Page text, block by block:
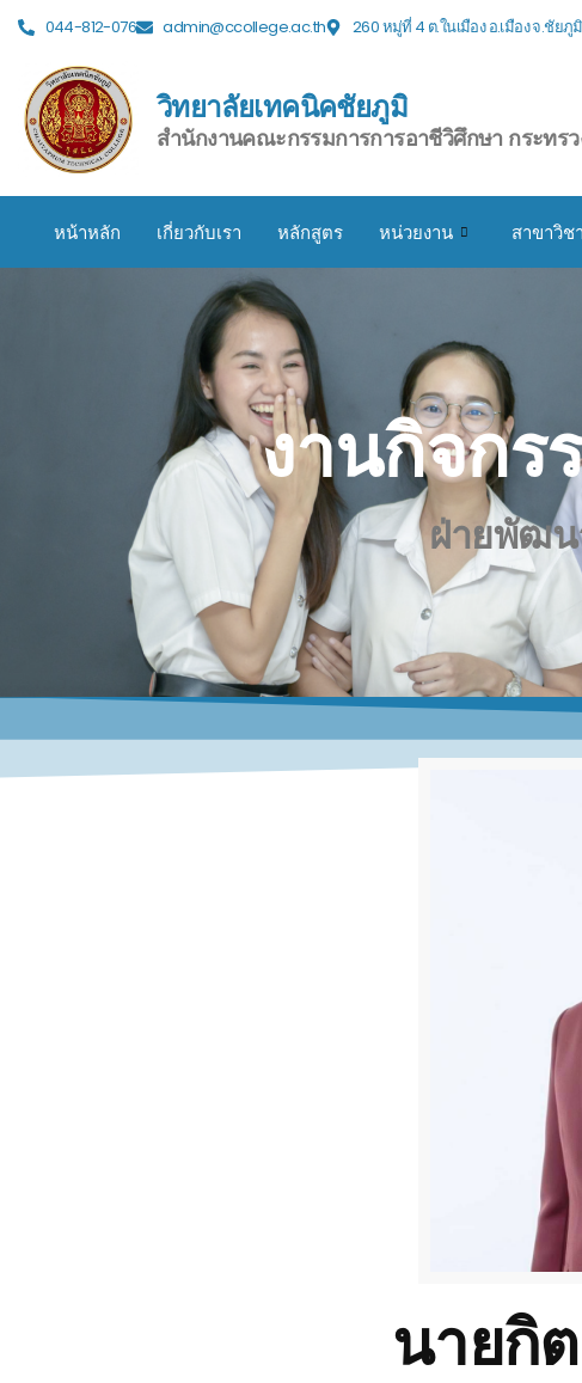
044-812-076 admin@ccollege.ac.th 260 หมู่ที่ 4 ต.ในเมือง อ.เมือง จ.ชัยภู
วิทยาลัยเทคนิคชัยภูมิ
สำนักงานคณะกรรมการการอาชีวิศึกษา กระทร
หน้าหลัก เกี่ยวกับเรา หลักสูตร หน่วยงาน สาขาวิชา
งานกิจกร
ฝ่ายพัฒน
นายกิ